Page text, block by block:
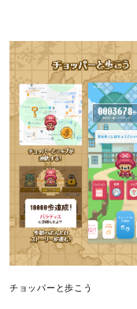
チョッパーと歩こう